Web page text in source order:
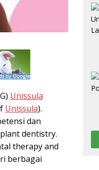
Unissula
Unissula).
dan
dentistry.
therapy and
berbagai